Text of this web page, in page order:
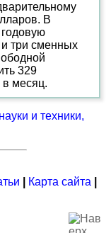
В
три сменных
329
в месяц.
и техники,
Карта сайта